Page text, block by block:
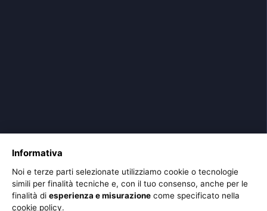
Informativa
Noi e terze parti selezionate utilizziamo cookie o tecnologie
simili per finalità tecniche e, con il tuo consenso, anche per le
finalità di esperienza e misurazione come specificato nella
cookie policy.